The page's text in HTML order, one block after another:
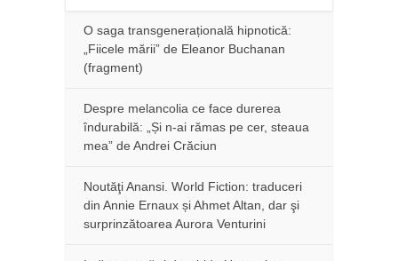
O saga transgenerațională hipnotică:
„Fiicele mării” de Eleanor Buchanan
(fragment)
Despre melancolia ce face durerea
îndurabilă: „Și n-ai rămas pe cer, steaua
mea” de Andrei Crăciun
Noutăţi Anansi. World Fiction: traduceri
din Annie Ernaux și Ahmet Altan, dar şi
surprinzătoarea Aurora Venturini